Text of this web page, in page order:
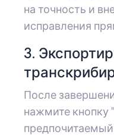
на точность и
исправления
3.
После
нажмите кнопку